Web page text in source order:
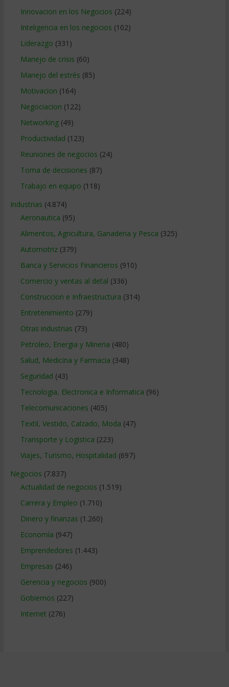
Innovacion en los Negocios (224)
Inteligencia en los negocios (102)
Liderazgo (331)
Manejo de crisis (60)
Manejo del estrés (85)
Motivacion (164)
Negociacion (122)
Networking(49)
Productividad (123)
Reuniones de negocios (24)
Toma de decisiones (87)
Trabajo en equipo (118)
Industrias (4.874)
Aeronautica (95)
Alimentos, Agricultura, Ganaderia y Pesca (325)
Automotriz(379)
Banca y Servicios Financieros (910)
Comercio y ventas al detal (336)
Construccion e Infraestructura (314)
Entretenimiento (279)
Otras industrias (73)
Petroleo, Energia y Mineria (480)
Salud, Medicina y Farmacia (348)
Seguridad (43)
Tecnologia, Electronica e Informatica (96)
Telecomunicaciones (405)
Textil, Vestido, Calzado, Moda (47)
Transporte y Logistica (223)
Viajes, Turismo, Hospitalidad (697)
Negocios (7.837)
Actualidad de negocios (1.519)
Carrera y Empleo (1.710)
Dinero y finanzas (1.260)
Economía (947)
Emprendedores (1.443)
Empresas (246)
Gerencia y negocios (900)
Gobiernos (227)
Internet (276)